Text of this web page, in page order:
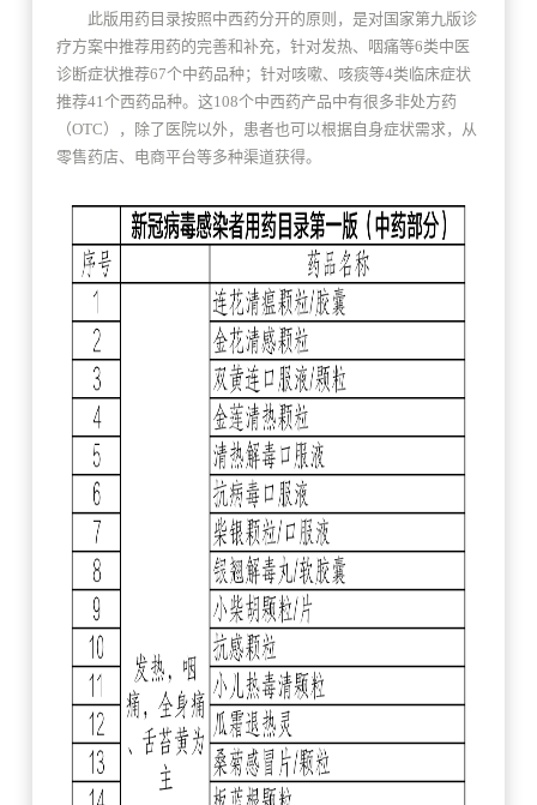
此版用药目录按照中西药分开的原则，是对国家第九版诊
疗方案中推荐用药的完善和补充，针对发热、咽痛等6类中医
诊断症状推荐67个中药品种；针对咳嗽、咳痰等4类临床症状
推荐41个西药品种。这108个中西药产品中有很多非处方药
（OTC），除了医院以外，患者也可以根据自身症状需求，从
零售药店、电商平台等多种渠道获得。